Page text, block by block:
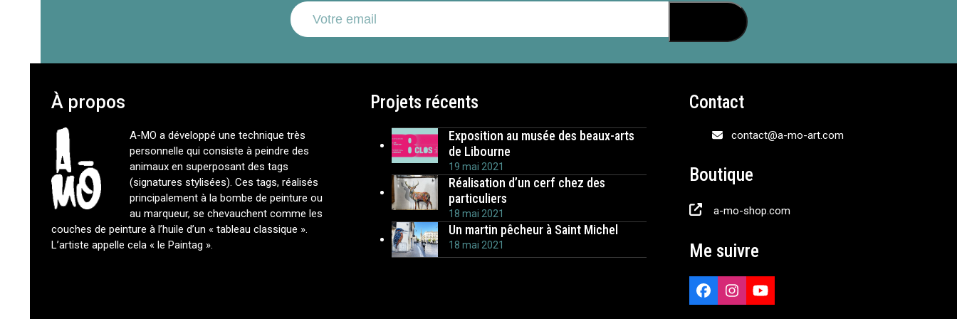
Votre
email
À propos
A-MO a développé une technique très
personnelle qui consiste à peindre des
animaux en superposant des tags
(signatures stylisées). Ces tags, réalisés
principalement à la bombe de peinture ou
au marqueur, se chevauchent comme les
couches de peinture à l’huile d’un « tableau classique ».
L’artiste appelle cela « le Paintag ».
Projets récents
Exposition au musée des beaux-arts
de Libourne
19 mai 2021
Réalisation d’un cerf chez des
particuliers
18 mai 2021
Un martin pêcheur à Saint Michel
18 mai 2021
Contact
contact@a-mo-art.com
Boutique
a-mo-shop.com
Me suivre
Facebook
Instagram
YouTube